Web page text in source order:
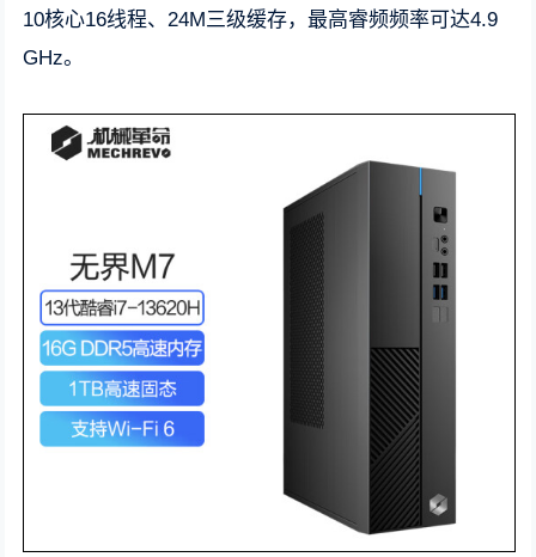
10核心16线程、24M三级缓存，最高睿频频率可达4.9
GHz。